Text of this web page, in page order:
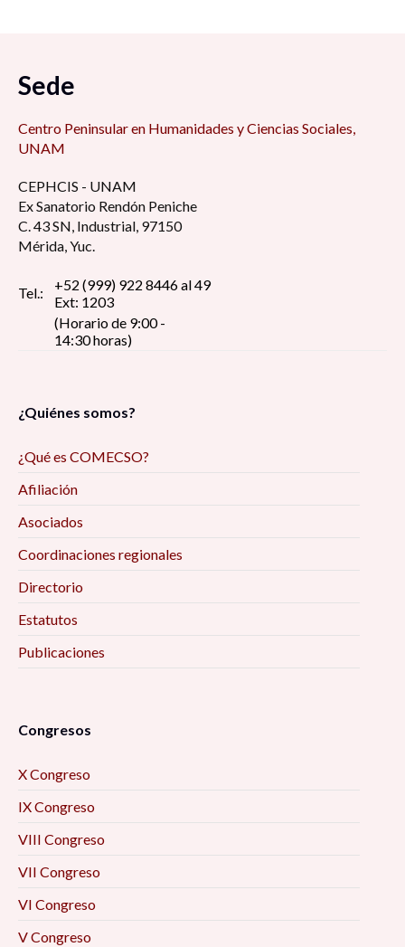
Sede
Centro Peninsular en Humanidades y Ciencias Sociales,
UNAM
CEPHCIS - UNAM
Ex Sanatorio Rendón Peniche
C. 43 SN, Industrial, 97150
Mérida, Yuc.
Tel.:
+52 (999) 922 8446 al 49
Ext: 1203
(Horario de 9:00 -
14:30 horas)
¿Quiénes somos?
¿Qué es COMECSO?
Afiliación
Asociados
Coordinaciones regionales
Directorio
Estatutos
Publicaciones
Congresos
X Congreso
IX Congreso
VIII Congreso
VII Congreso
VI Congreso
V Congreso